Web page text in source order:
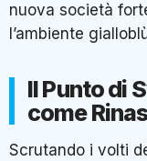
nuova società
l’ambiente
Il Punto di
come
Scrutando i volti